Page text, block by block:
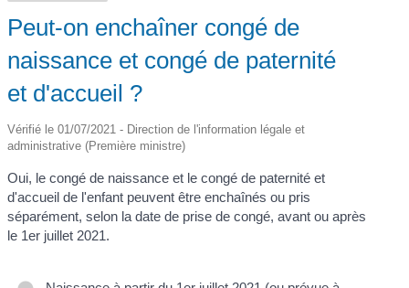
Peut-on enchaîner congé de
naissance et congé de paternité
et d'accueil ?
Vérifié le 01/07/2021 - Direction de l'information légale et
administrative (Première ministre)
Oui, le congé de naissance et le congé de paternité et
d'accueil de l'enfant peuvent être enchaînés ou pris
séparément, selon la date de prise de congé, avant ou après
le 1er juillet 2021.